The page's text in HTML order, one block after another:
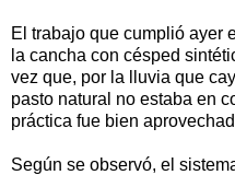
El trabajo que cumplió ayer
la cancha con césped
vez que, por la lluvia que
pasto natural no estaba en
práctica fue bien
Según se observó, el